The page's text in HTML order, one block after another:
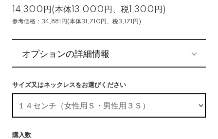
14,300円(本体13,000円、税1,300円)
参考価格：34,881円(本体31,710円、税3,171円)
オプションの詳細情報
サイズ又はネックレスをお選びください
購入数